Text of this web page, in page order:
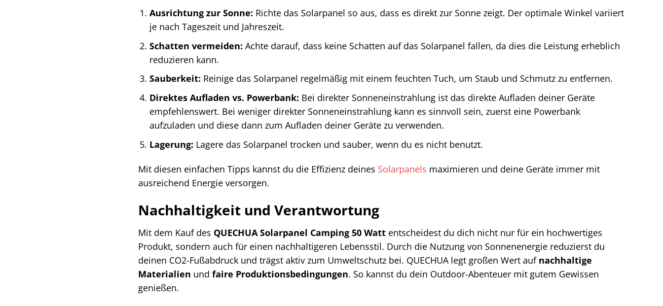
Ausrichtung zur Sonne: Richte das Solarpanel so aus, dass es direkt zur Sonne zeigt. Der optimale Winkel variiert
je nach Tageszeit und Jahreszeit.
Schatten vermeiden: Achte darauf, dass keine Schatten auf das Solarpanel fallen, da dies die Leistung erheblich
reduzieren kann.
Sauberkeit: Reinige das Solarpanel regelmäßig mit einem feuchten Tuch, um Staub und Schmutz zu entfernen.
Direktes Aufladen vs. Powerbank: Bei direkter Sonneneinstrahlung ist das direkte Aufladen deiner Geräte
empfehlenswert. Bei weniger direkter Sonneneinstrahlung kann es sinnvoll sein, zuerst eine Powerbank
aufzuladen und diese dann zum Aufladen deiner Geräte zu verwenden.
Lagerung: Lagere das Solarpanel trocken und sauber, wenn du es nicht benutzt.
Mit diesen einfachen Tipps kannst du die Effizienz deines Solarpanels maximieren und deine Geräte immer mit
ausreichend Energie versorgen.
Nachhaltigkeit und Verantwortung
Mit dem Kauf des QUECHUA Solarpanel Camping 50 Watt entscheidest du dich nicht nur für ein hochwertiges
Produkt, sondern auch für einen nachhaltigeren Lebensstil. Durch die Nutzung von Sonnenenergie reduzierst du
deinen CO2-Fußabdruck und trägst aktiv zum Umweltschutz bei. QUECHUA legt großen Wert auf nachhaltige
Materialien undfaire Produktionsbedingungen. So kannst du dein Outdoor-Abenteuer mit gutem Gewissen
genießen.